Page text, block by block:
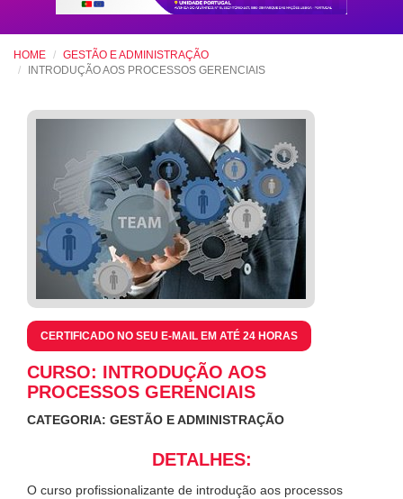
HOME
GESTÃO E ADMINISTRAÇÃO
INTRODUÇÃO AOS PROCESSOS GERENCIAIS
CERTIFICADO NO SEU E-MAIL EM ATÉ 24 HORAS
CURSO: INTRODUÇÃO AOS
PROCESSOS GERENCIAIS
CATEGORIA: GESTÃO E ADMINISTRAÇÃO
DETALHES:
O curso profissionalizante de introdução aos processos